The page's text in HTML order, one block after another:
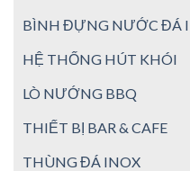
BÌNH ĐỰNG NƯỚC ĐÁ
HỆ THỐNG HÚT KHÓI
LÒ NƯỚNG BBQ
THIẾT BỊ BAR & CAFE
THÙNG ĐÁ INOX